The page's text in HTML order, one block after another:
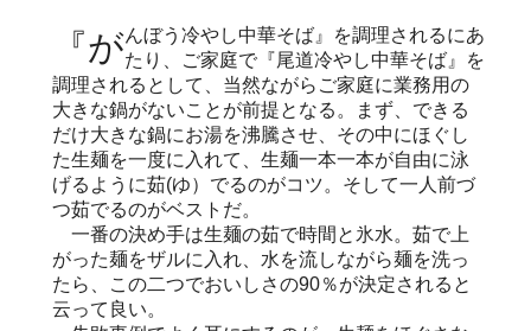
『がんぼう冷やし中華そば』を調理されるにあたり、ご家庭で『尾道冷やし中華そば』を
調理されるとして、当然ながらご家庭に業務用の
大きな鍋がないことが前提となる。まず、できる
だけ大きな鍋にお湯を沸騰させ、その中にほぐし
た生麺を一度に入れて、生麺一本一本が自由に泳
げるように茹(ゆ）でるのがコツ。そして一人前づ
つ茹でるのがベストだ。
一番の決め手は生麺の茹で時間と氷水。茹で上
がった麺をザルに入れ、水を流しながら麺を洗っ
たら、この二つでおいしさの90％が決定されると
云って良い。